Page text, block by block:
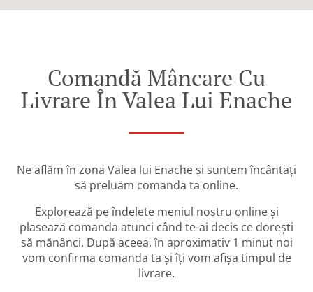
Comandă Mâncare Cu
Livrare În Valea Lui Enache
Ne aflăm în zona Valea lui Enache și suntem încântați
să preluăm comanda ta online.
Explorează pe îndelete meniul nostru online și
plasează comanda atunci când te-ai decis ce dorești
să mănânci. După aceea, în aproximativ 1 minut noi
vom confirma comanda ta și îți vom afișa timpul de
livrare.